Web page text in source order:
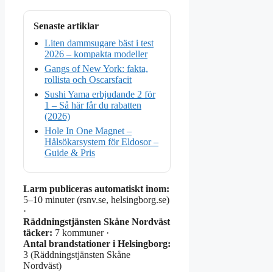
Senaste artiklar
Liten dammsugare bäst i test
2026 – kompakta modeller
Gangs of New York: fakta,
rollista och Oscarsfacit
Sushi Yama erbjudande 2 för
1 – Så här får du rabatten
(2026)
Hole In One Magnet –
Hålsökarsystem för Eldosor –
Guide & Pris
Larm publiceras automatiskt inom:
5–10 minuter (rsnv.se, helsingborg.se)
·
Räddningstjänsten Skåne Nordväst
täcker: 7 kommuner ·
Antal brandstationer i Helsingborg:
3 (Räddningstjänsten Skåne
Nordväst)